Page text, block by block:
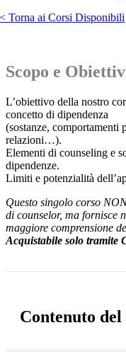
< Torna ai Corsi Disponibili
Scopo e
L’obiettivo della nostro
concetto di dipendenza
(sostanze, comportamenti
relazioni…).
Elementi di counseling e
dipendenze.
Limiti e potenzialità
Questo singolo corso
di counselor, ma fornisce
maggiore comprensione
Acquistabile solo tramite
Contenuto del